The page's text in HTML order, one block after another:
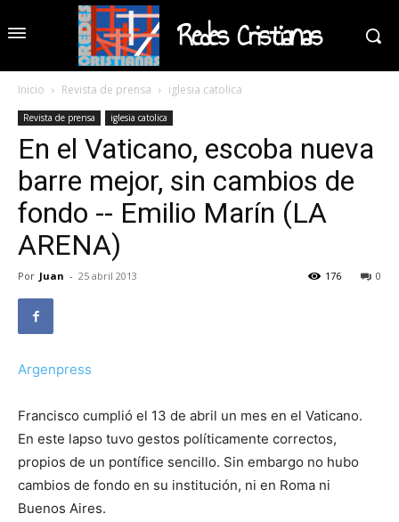
Redes Cristianas
Inicio Revista de prensa iglesia catolica
Revista de prensa iglesia catolica
En el Vaticano, escoba nueva
barre mejor, sin cambios de
fondo -- Emilio Marín (LA
ARENA)
Por Juan - 25 abril 2013 0
176
Argenpress
Francisco cumplió el 13 de abril un mes en el Vaticano.
En este lapso tuvo gestos políticamente correctos,
propios de un pontífice sencillo. Sin embargo no hubo
cambios de fondo en su institución, ni en Roma ni
Buenos Aires.